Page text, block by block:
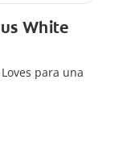
White
para una